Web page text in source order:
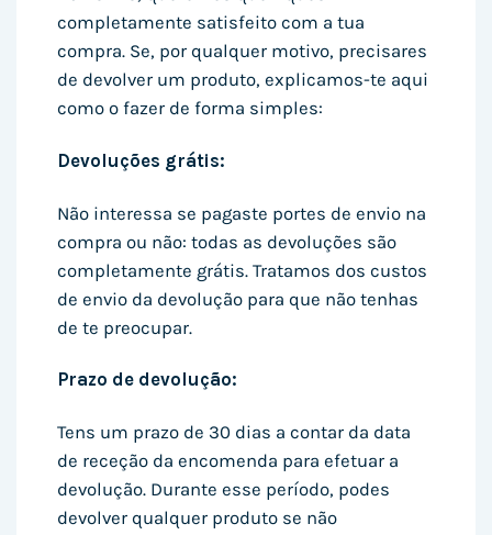
completamente satisfeito com a tua
compra. Se, por qualquer motivo, precisares
de devolver um produto, explicamos-te aqui
como o fazer de forma simples:
Devoluções grátis:
Não interessa se pagaste portes de envio na
compra ou não: todas as devoluções são
completamente grátis. Tratamos dos custos
de envio da devolução para que não tenhas
de te preocupar.
Prazo de devolução:
Tens um prazo de 30 dias a contar da data
de receção da encomenda para efetuar a
devolução. Durante esse período, podes
devolver qualquer produto se não